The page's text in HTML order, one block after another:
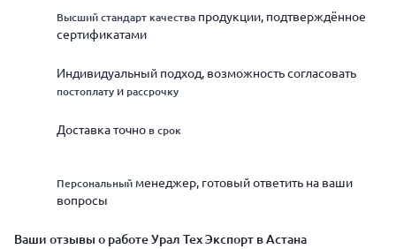
Высший стандарт качества продукции, подтверждённое
сертификатами
Индивидуальный подход, возможность согласовать
постоплату и рассрочку
Доставка точно в срок
Персональный менеджер, готовый ответить на ваши
вопросы
Ваши отзывы о работе Урал Тех Экспорт в Астана